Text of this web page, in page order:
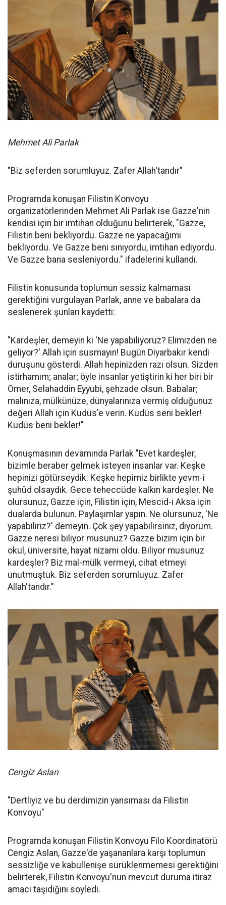
Mehmet Ali Parlak
"Biz seferden sorumluyuz. Zafer Allah'tandır"
Programda konuşan Filistin Konvoyu
organizatörlerinden Mehmet Ali Parlak ise Gazze'nin
kendisi için bir imtihan olduğunu belirterek, "Gazze,
Filistin beni bekliyordu. Gazze ne yapacağımı
bekliyordu. Ve Gazze beni sınıyordu, imtihan ediyordu.
Ve Gazze bana sesleniyordu." ifadelerini kullandı.
Filistin konusunda toplumun sessiz kalmaması
gerektiğini vurgulayan Parlak, anne ve babalara da
seslenerek şunları kaydetti:
"Kardeşler, demeyin ki 'Ne yapabiliyoruz? Elimizden ne
geliyor?' Allah için susmayın! Bugün Diyarbakır kendi
duruşunu gösterdi. Allah hepinizden razı olsun. Sizden
istirhamım; analar; öyle insanlar yetiştirin ki her biri bir
Ömer, Selahaddin Eyyubi, şehzade olsun. Babalar;
malınıza, mülkünüze, dünyalarınıza vermiş olduğunuz
değeri Allah için Kudüs'e verin. Kudüs seni bekler!
Kudüs beni bekler!"
Konuşmasının devamında Parlak "Evet kardeşler,
bizimle beraber gelmek isteyen insanlar var. Keşke
hepinizi götürseydik. Keşke hepimiz birlikte yevm-i
şuhûd olsaydık. Gece teheccüde kalkın kardeşler. Ne
olursunuz, Gazze için, Filistin için, Mescid-i Aksa için
dualarda bulunun. Paylaşımlar yapın. Ne olursunuz, 'Ne
yapabiliriz?' demeyin. Çok şey yapabilirsiniz, diyorum.
Gazze neresi biliyor musunuz? Gazze bizim için bir
okul, üniversite, hayat nizamı oldu. Biliyor musunuz
kardeşler? Biz mal-mülk vermeyi, cihat etmeyi
unutmuştuk. Biz seferden sorumluyuz. Zafer
Allah'tandır."
Cengiz Aslan
"Dertliyiz ve bu derdimizin yansıması da Filistin
Konvoyu"
Programda konuşan Filistin Konvoyu Filo Koordinatörü
Cengiz Aslan, Gazze'de yaşananlara karşı toplumun
sessizliğe ve kabullenişe sürüklenmemesi gerektiğini
belirterek, Filistin Konvoyu'nun mevcut duruma itiraz
amacı taşıdığını söyledi.